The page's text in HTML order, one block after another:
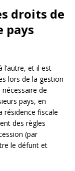
droits de
pays
l’autre, et il est
lors de la gestion
de
pays, en
résidence fiscale
des règles
(par
le défunt et